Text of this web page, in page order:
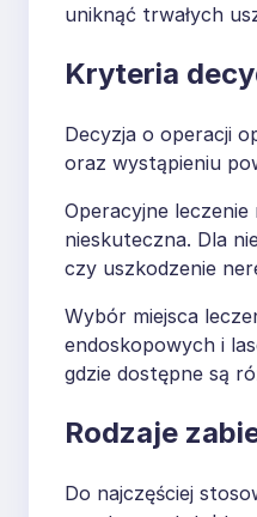
uniknąć trwałych
Kryteria
Decyzja o operacji
oraz wystąpieniu
Operacyjne
nieskuteczna. Dla
czy uszkodzenie
Wybór miejsca
endoskopowych i
gdzie dostępne są
Rodzaje
Do najczęściej